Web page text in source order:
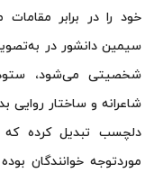
خود را در برابر
سیمین دانشور در
شخصیتی می‌شود،
شاعرانه و ساختار روایی
موردتوجه خوانندگان